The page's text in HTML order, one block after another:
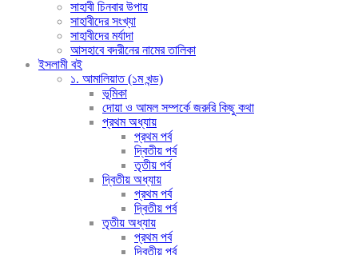
সাহাবী চিনবার উপায়
সাহাবীদের সংখ্যা
সাহাবীদের মর্যাদা
আসহাবে বদরীনের নামের তালিকা
ইসলামী বই
১. আমালিয়াত (১ম খন্ড)
ভূমিকা
দোয়া ও আমল সম্পর্কে জরুরি কিছু কথা
প্রথম অধ্যায়
প্রথম পর্ব
দ্বিতীয় পর্ব
তৃতীয় পর্ব
দ্বিতীয় অধ্যায়
প্রথম পর্ব
দ্বিতীয় পর্ব
তৃতীয় অধ্যায়
প্রথম পর্ব
দ্বিতীয় পর্ব